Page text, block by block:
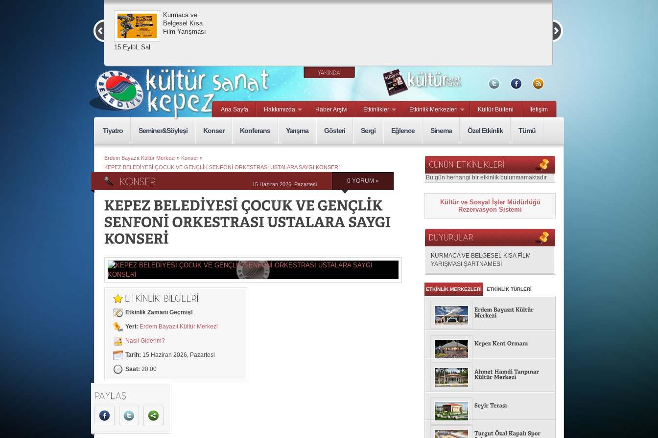
15 Eylül, Sal
Kurmaca ve
Belgesel Kısa
Film Yarışması
Ana Sayfa Hakkımızda Haber Arşivi Etkinlikler Etkinlik Merkezleri Kültür Bülteni İletişim
Tiyatro Seminer&Söyleşi Konser Konferans Yarışma Gösteri Sergi Eğlence Sinema Özel Etkinlik Tümü
Erdem Bayazıt Kültür Merkezi » Konser »
KEPEZ BELEDİYESİ ÇOCUK VE GENÇLİK SENFONİ ORKESTRASI USTALARA SAYGI KONSERİ
15 Haziran 2026, Pazartesi
0 YORUM »
Etkinlik Zamanı Geçmiş!
Yeri: Erdem Bayazıt Kültür Merkezi
Nasıl Giderim?
Tarih: 15 Haziran 2026, Pazartesi
Saat: 20:00
Bu gün herhangi bir etkinlik bulunmamaktadır.
Kültür ve Sosyal İşler Müdürlüğü
Rezervasyon Sistemi
KURMACA VE BELGESEL KISA FİLM
YARIŞMASI ŞARTNAMESİ
ETKİNLİK MERKEZLERİ ETKİNLİK TÜRLERİ